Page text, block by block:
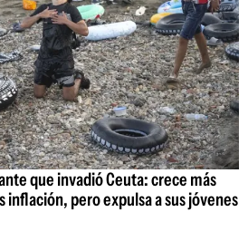
que invadió Ceuta: crece más
inflación, pero expulsa a sus jóvenes